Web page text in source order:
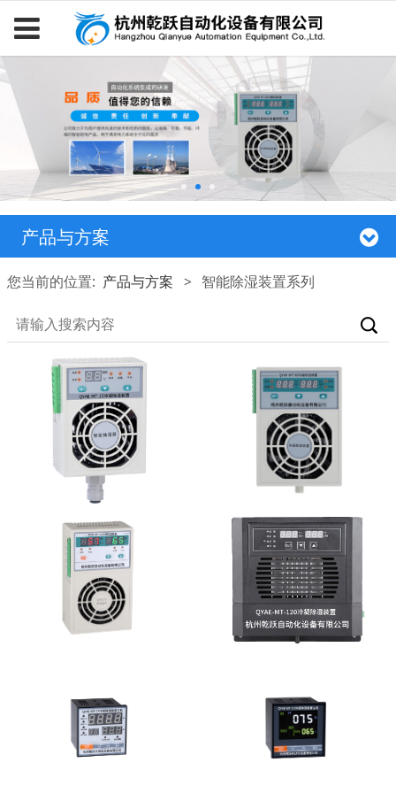
产品与方案
您当前的位置: 产品与方案 > 智能除湿装置系列